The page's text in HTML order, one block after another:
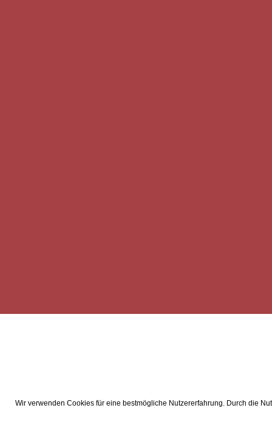
Wir verwenden Cookies für eine bestmögliche Nutzererfahrung. Durch die